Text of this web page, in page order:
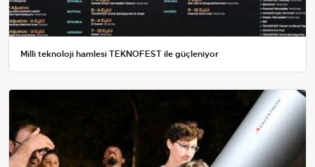
Milli teknoloji hamlesi TEKNOFEST ile güçleniyor